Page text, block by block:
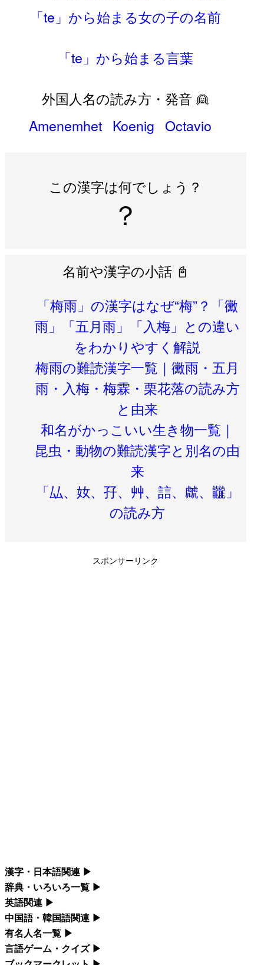
「te」から始まる女の子の名前
「te」から始まる言葉
外国人名の読み方・発音 👱
Amenemhet Koenig Octavio
この漢字は何でしょう？
？
名前や漢字の小話 📓
「梅雨」の漢字はなぜ“梅”？「黴
雨」「五月雨」「入梅」との違い
をわかりやすく解説
梅雨の難読漢字一覧｜黴雨・五月
雨・入梅・梅霖・栗花落の読み方
と由来
和名がかっこいい生き物一覧｜
昆虫・動物の難読漢字と別名の由
来
「厸、奻、孖、艸、誩、虤、龖」
の読み方
スポンサーリンク
漢字・日本語関連 ▶
漢字の読み方検索、手書き入力、書き順練習など、日本語学習に役
人名漢字辞典 - 読み方検索
手書き漢字入力
辞典・いろいろ一覧 ▶
部首・画数別の漢字一覧、熟語辞典、地名・駅名検索など、各種リ
ファレンスツールです。
英語関連 ▶
カタカナ語・略語の意味検索、発音記号、リスニング練習など英語
カタカナ語の意味・発音・類語辞典
中国語・韓国語関連 ▶
中国語のピンイン変換、韓国語の手書き入力など、アジア言語学習
有名人名一覧 ▶
海外セレブやスポーツ選手の名前の読み方・発音を確認できます。
言語ゲーム・クイズ ▶
四字熟語パズルや漢字クイズなど、楽しみながら学べるゲームで